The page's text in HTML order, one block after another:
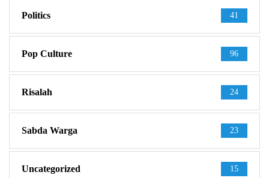
Politics 41
Pop Culture 96
Risalah 24
Sabda Warga 23
Uncategorized 15